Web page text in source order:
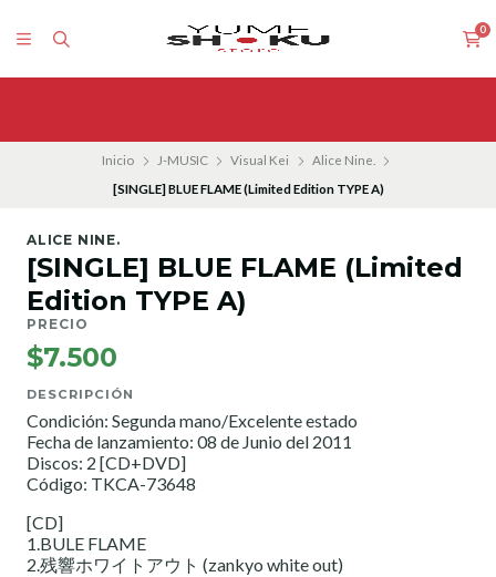
0
Inicio J-MUSIC Visual Kei
Alice Nine.
[SINGLE] BLUE FLAME (Limited Edition TYPE A)
ALICE NINE.
[SINGLE] BLUE FLAME (Limited
Edition TYPE A)
PRECIO
$7.500
DESCRIPCIÓN
Condición: Segunda mano/Excelente estado
Fecha de lanzamiento: 08 de Junio del 2011
Discos: 2 [CD+DVD]
Código: TKCA-73648
[CD]
1.BULE FLAME
2.残響ホワイトアウト (zankyo white out)